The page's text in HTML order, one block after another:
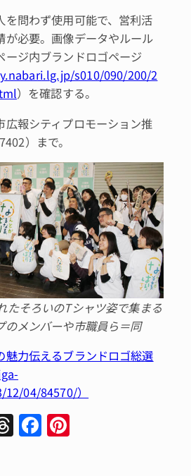
問わず使用可能で、営利活
が必要。画像データやルール
ージ内ブランドロゴページ
s010/090/200/2
）を確認する。
報シティプロモーション推
）まで。
たそろいのTシャツ姿で集まる
のメンバーや市職員ら＝同
魅力伝えるブランドロゴ総選
04/84570/）
T F